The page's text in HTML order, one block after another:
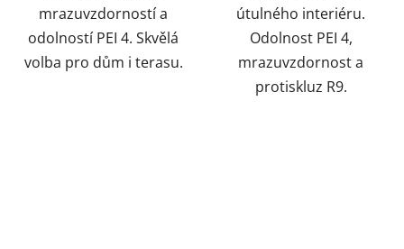
mrazuvzdorností a
odolností PEI 4. Skvělá
volba pro dům i terasu.
útulného interiéru.
Odolnost PEI 4,
mrazuvzdornost a
protiskluz R9.